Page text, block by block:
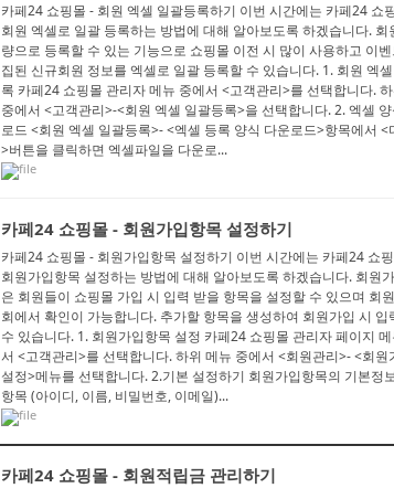
카페24 쇼핑몰 - 회원 엑셀 일괄등록하기 이번 시간에는 카페24 쇼
회원 엑셀로 일괄 등록하는 방법에 대해 알아보도록 하겠습니다. 회
량으로 등록할 수 있는 기능으로 쇼핑몰 이전 시 많이 사용하고 이
집된 신규회원 정보를 엑셀로 일괄 등록할 수 있습니다. 1. 회원 엑
록 카페24 쇼핑몰 관리자 메뉴 중에서 <고객관리>를 선택합니다.
중에서 <고객관리>-<회원 엑셀 일괄등록>을 선택합니다. 2. 엑셀
로드 <회원 엑셀 일괄등록>- <엑셀 등록 양식 다운로드>항목에서 <
>버튼을 클릭하면 엑셀파일을 다운로...
카페24 쇼핑몰 - 회원가입항목 설정하기
카페24 쇼핑몰 - 회원가입항목 설정하기 이번 시간에는 카페24 쇼
회원가입항목 설정하는 방법에 대해 알아보도록 하겠습니다. 회원
은 회원들이 쇼핑몰 가입 시 입력 받을 항목을 설정할 수 있으며 회
회에서 확인이 가능합니다. 추가할 항목을 생성하여 회원가입 시 입
수 있습니다. 1. 회원가입항목 설정 카페24 쇼핑몰 관리자 페이지
서 <고객관리>를 선택합니다. 하위 메뉴 중에서 <회원관리>- <회원
설정>메뉴를 선택합니다. 2.기본 설정하기 회원가입항목의 기본정
항목 (아이디, 이름, 비밀번호, 이메일)...
카페24 쇼핑몰 - 회원적립금 관리하기